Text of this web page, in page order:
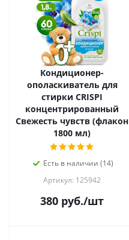
Кондиционер-
ополаскиватель для
стирки CRISPI
концентрированный
Свежесть чувств (флакон
1800 мл)
Есть в наличии (14)
Артикул: 125942
380 руб./шт